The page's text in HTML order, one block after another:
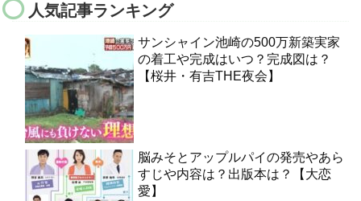
人気記事ランキング
サンシャイン池崎の500万新築実家
の着工や完成はいつ？完成図は？
【桜井・有吉THE夜会】
脳みそとアップルパイの発売やあら
すじや内容は？出版本は？【大恋
愛】